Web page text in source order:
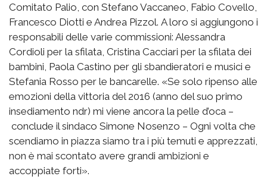
Comitato Palio, con Stefano Vaccaneo, Fabio Covello,
Francesco Diotti e Andrea Pizzol. A loro si aggiungono i
responsabili delle varie commissioni: Alessandra
Cordioli per la sfilata, Cristina Cacciari per la sfilata dei
bambini, Paola Castino per gli sbandieratori e musici e
Stefania Rosso per le bancarelle. «Se solo ripenso alle
emozioni della vittoria del 2016 (anno del suo primo
insediamento ndr) mi viene ancora la pelle d’oca –
conclude il sindaco Simone Nosenzo – Ogni volta che
scendiamo in piazza siamo tra i più temuti e apprezzati,
non è mai scontato avere grandi ambizioni e
accoppiate forti».